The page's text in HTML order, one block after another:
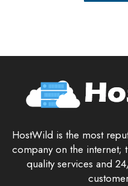
HostWild is the most
company on the internet;
quality services and